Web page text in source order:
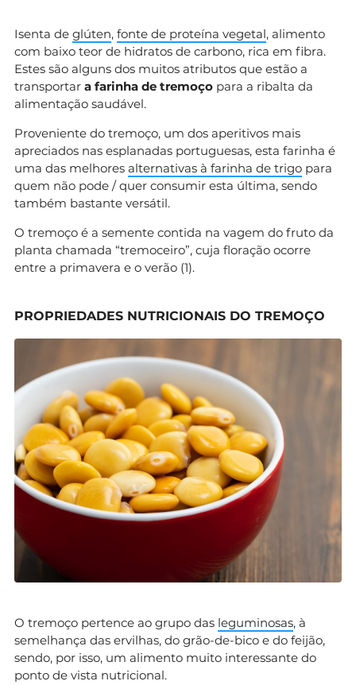
Isenta de glúten, fonte de proteína vegetal, alimento
com baixo teor de hidratos de carbono, rica em fibra.
Estes são alguns dos muitos atributos que estão a
transportar a farinha de tremoço para a ribalta da
alimentação saudável.
Proveniente do tremoço, um dos aperitivos mais
apreciados nas esplanadas portuguesas, esta farinha é
uma das melhores alternativas à farinha de trigo para
quem não pode / quer consumir esta última, sendo
também bastante versátil.
O tremoço é a semente contida na vagem do fruto da
planta chamada “tremoceiro”, cuja floração ocorre
entre a primavera e o verão (1).
PROPRIEDADES NUTRICIONAIS DO TREMOÇO
O tremoço pertence ao grupo das leguminosas, à
semelhança das ervilhas, do grão-de-bico e do feijão,
sendo, por isso, um alimento muito interessante do
ponto de vista nutricional.